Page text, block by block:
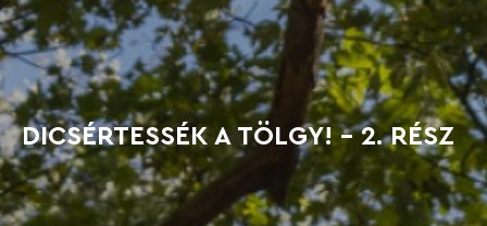
DICSÉRTESSÉK A TÖLGY! - 2. RÉSZ